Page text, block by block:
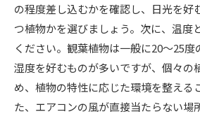
の程度差し込むかを確認し、日光を好
つ植物かを選びましょう。次に、温度
ください。観葉植物は一般に20～25度
湿度を好むものが多いですが、個々の
め、植物の特性に応じた環境を整える
た、エアコンの風が直接当たらない場